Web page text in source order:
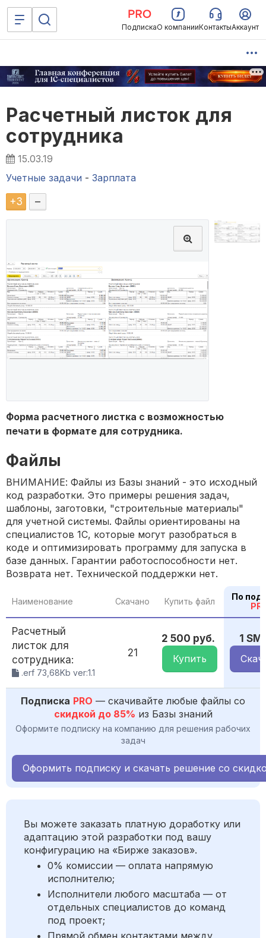
ПодпискаО компанииКонтактыАккаунт
Расчетный листок для
сотрудника
15.03.19
Учетные задачи - Зарплата
+3 –
Форма расчетного листка с возможностью
печати в формате для сотрудника.
Файлы
ВНИМАНИЕ: Файлы из Базы знаний - это исходный
код разработки. Это примеры решения задач,
шаблоны, заготовки, "строительные материалы"
для учетной системы. Файлы ориентированы на
специалистов 1С, которые могут разобраться в
коде и оптимизировать программу для запуска в
базе данных. Гарантии работоспособности нет.
Возврата нет. Технической поддержки нет.
Наименование Скачано Купить файл
По
Расчетный
листок для
сотрудника:
.erf 73,68Kb ver:1.1
21
2 500 руб.
Купить
1 SM
Подписка PRO — скачивайте любые файлы со
скидкой до 85% из Базы знаний
Оформите подписку на компанию для решения рабочих
задач
Оформить подписку и скачать решение со
Вы можете заказать платную доработку или
адаптацию этой разработки под вашу
конфигурацию на «Бирже заказов».
0% комиссии — оплата напрямую
исполнителю;
Исполнители любого масштаба — от
отдельных специалистов до команд
под проект;